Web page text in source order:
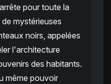
pour toute la
mystérieuses
noirs, appelées
l'architecture
des habitants.
même pouvoir